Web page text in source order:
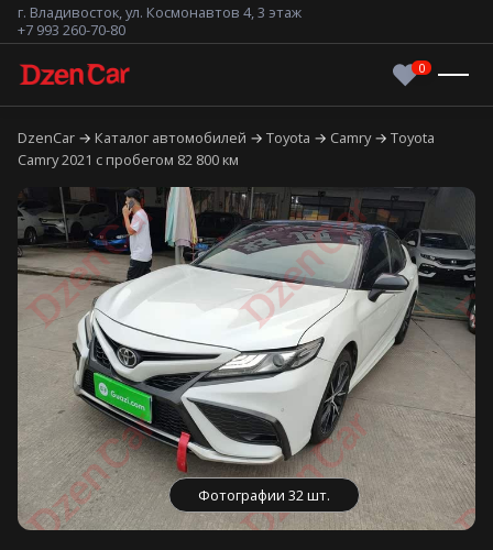
г. Владивосток, ул. Космонавтов 4, 3 этаж
+7 993 260-70-80
DzenCar Каталог автомобилей Toyota Camry
Toyota
Camry 2021 с пробегом 82 800 км
Фотографии 32 шт.